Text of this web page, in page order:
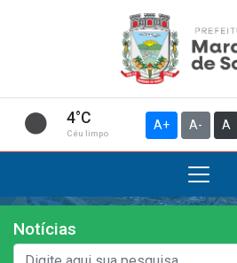
4°C
Céu limpo
A+ A- A
Institucional
Notícias